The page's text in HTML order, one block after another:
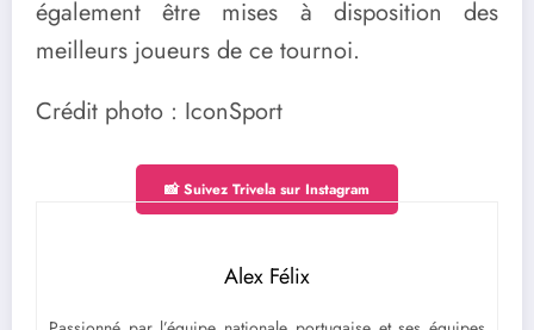
également être mises à disposition des
meilleurs joueurs de ce tournoi.
Crédit photo : IconSport
📸 Suivez Trivela sur Instagram
Alex Félix